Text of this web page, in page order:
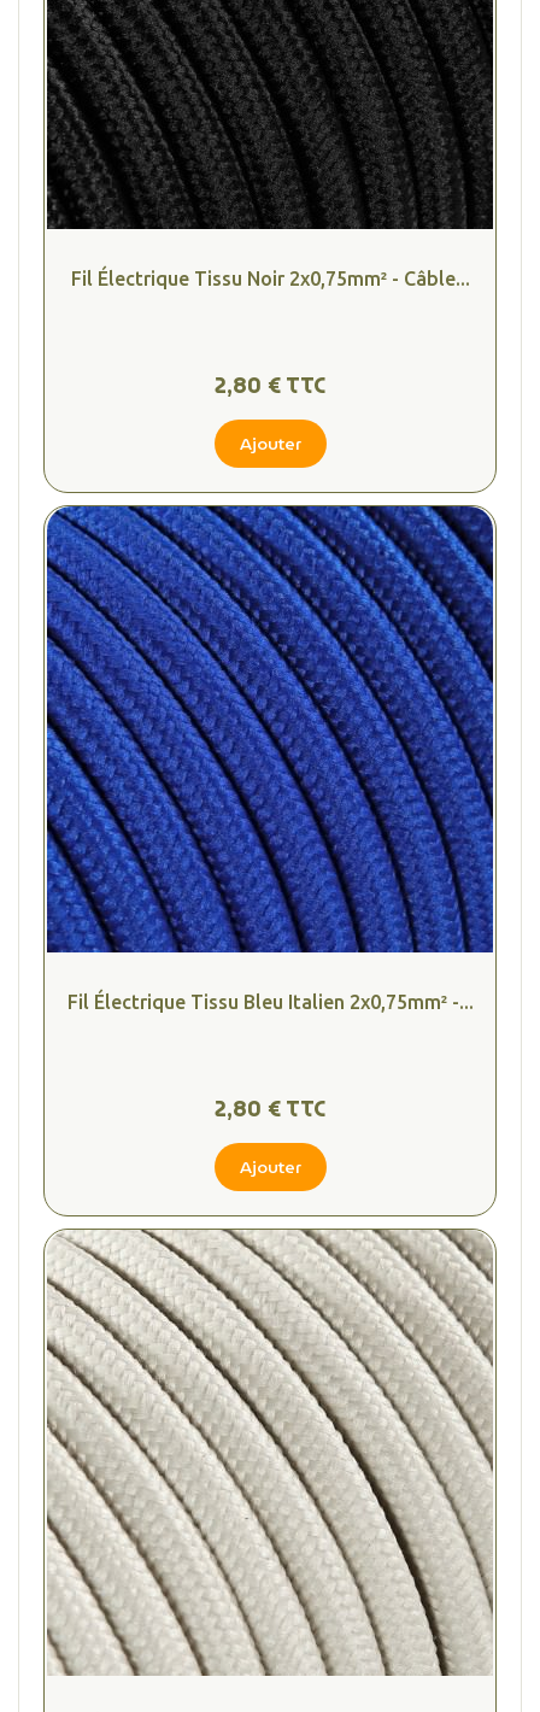
Fil Électrique Tissu Noir 2x0,75mm² - Câble...
2,80 € TTC
Ajouter
Fil Électrique Tissu Bleu Italien 2x0,75mm² -...
2,80 € TTC
Ajouter